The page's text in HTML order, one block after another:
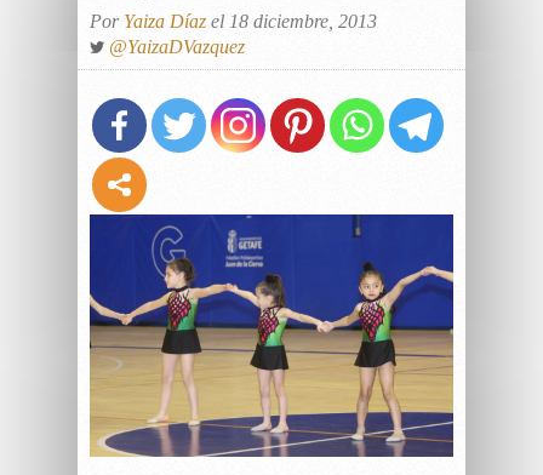
Por Yaiza Díaz el 18 diciembre, 2013
@YaizaDVazquez